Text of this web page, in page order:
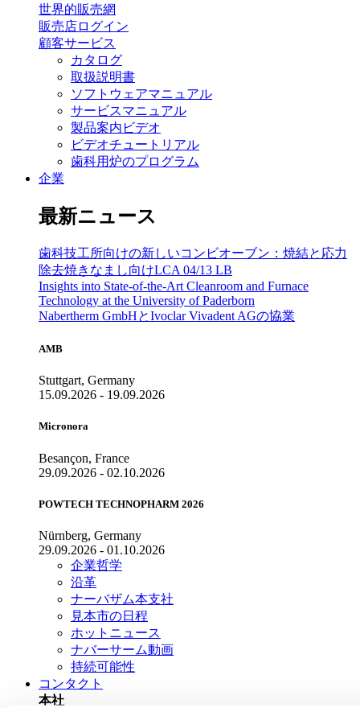
世界的販売網
販売店ログイン
顧客サービス
カタログ
取扱説明書
ソフトウェアマニュアル
サービスマニュアル
製品案内ビデオ
ビデオチュートリアル
歯科用炉のプログラム
企業
最新ニュース
歯科技工所向けの新しいコンビオーブン：焼結と応力
除去焼きなまし向けLCA 04/13 LB
Insights into State-of-the-Art Cleanroom and Furnace
Technology at the University of Paderborn
Nabertherm GmbHとIvoclar Vivadent AGの協業
AMB
Stuttgart, Germany
15.09.2026 - 19.09.2026
Micronora
Besançon, France
29.09.2026 - 02.10.2026
POWTECH TECHNOPHARM 2026
Nürnberg, Germany
29.09.2026 - 01.10.2026
企業哲学
沿革
ナーバザム本支社
見本市の日程
ホットニュース
ナバーサーム動画
持続可能性
コンタクト
本社